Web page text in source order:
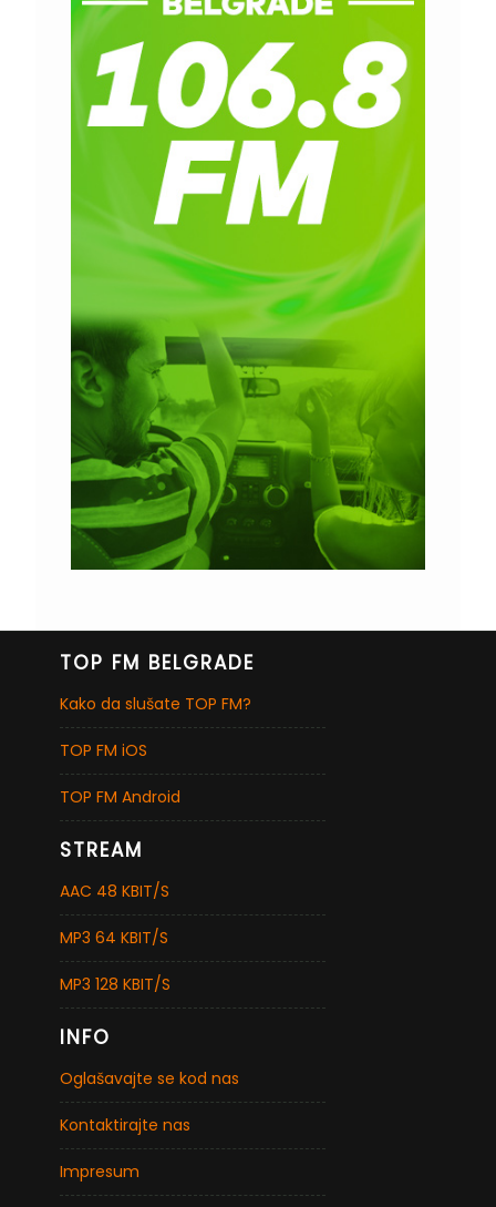
TOP FM BELGRADE
Kako da slušate TOP FM?
TOP FM iOS
TOP FM Android
STREAM
AAC 48 KBIT/S
MP3 64 KBIT/S
MP3 128 KBIT/S
INFO
Oglašavajte se kod nas
Kontaktirajte nas
Impresum